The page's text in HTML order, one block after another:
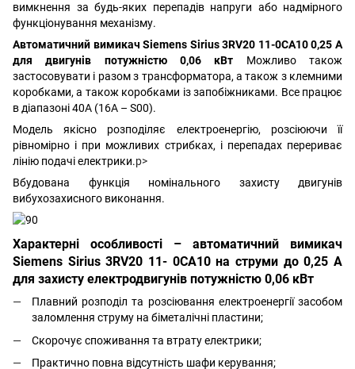
вимкнення за будь-яких перепадів напруги або надмірного
функціонування механізму.
Автоматичний вимикач Siemens Sirius 3RV20 11-0CA10 0,25 А
для двигунів потужністю 0,06 кВт Можливо також
застосовувати і разом з трансформатора, а також з клемними
коробками, а також коробками із запобіжниками. Все працює
в діапазоні 40А (16А – S00).
Модель якісно розподіляє електроенергію, розсіюючи її
рівномірно і при можливих стрибках, і перепадах перериває
лінію подачі електрики.p>
Вбудована функція номінального захисту двигунів
вибухозахисного виконання.
Характерні особливості – автоматичний вимикач
Siemens Sirius 3RV20 11- 0CA10 на струми до 0,25 А
для захисту електродвигунів потужністю 0,06 кВт
Плавний розподіл та розсіювання електроенергії засобом
заломлення струму на біметалічні пластини;
Скорочує споживання та втрату електрики;
Практично повна відсутність шафи керування;